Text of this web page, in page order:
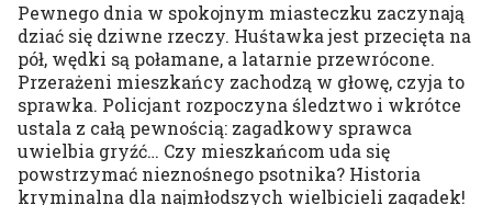
Pewnego dnia w spokojnym miasteczku zaczynają
dziać się dziwne rzeczy. Huśtawka jest przecięta na
pół, wędki są połamane, a latarnie przewrócone.
Przerażeni mieszkańcy zachodzą w głowę, czyja to
sprawka. Policjant rozpoczyna śledztwo i wkrótce
ustala z całą pewnością: zagadkowy sprawca
uwielbia gryźć… Czy mieszkańcom uda się
powstrzymać nieznośnego psotnika? Historia
kryminalna dla najmłodszych wielbicieli zagadek!